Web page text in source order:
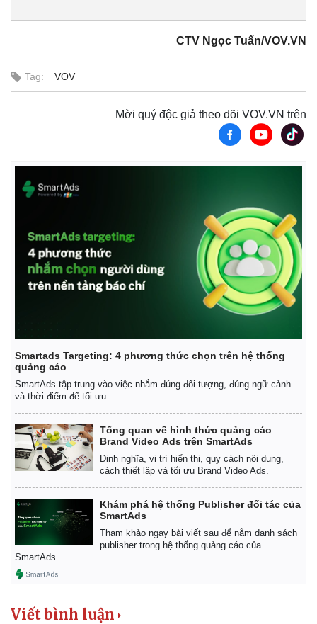
Pháp luật
Vụ án
Quân sự - Quốc phòng
Vũ khí
CTV Ngọc Tuấn/VOV.VN
Tag: VOV
Mời quý độc giả theo dõi VOV.VN trên
Smartads Targeting: 4 phương thức chọn trên hệ thống
quảng cáo
SmartAds tập trung vào việc nhắm đúng đối tượng, đúng ngữ cảnh
và thời điểm để tối ưu.
Tổng quan về hình thức quảng cáo
Brand Video Ads trên SmartAds
Định nghĩa, vị trí hiển thị, quy cách nội dung,
cách thiết lập và tối ưu Brand Video Ads.
Khám phá hệ thống Publisher đối tác của
SmartAds
Tham khảo ngay bài viết sau để nắm danh sách
publisher trong hệ thống quảng cáo của
SmartAds.
Viết bình luận